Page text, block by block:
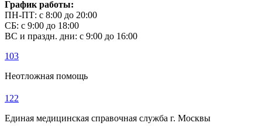
График работы:
ПН-ПТ: с 8:00 до 20:00
СБ: с 9:00 до 18:00
ВС и праздн. дни: с 9:00 до 16:00
103
Неотложная помощь
122
Единая медицинская справочная служба г. Москвы